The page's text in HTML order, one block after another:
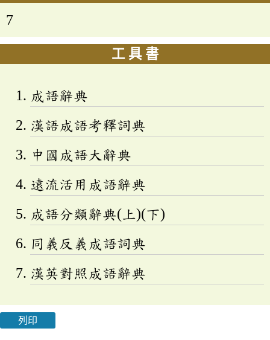
7
工 具 書
成語辭典
漢語成語考釋詞典
中國成語大辭典
遠流活用成語辭典
成語分類辭典(上)(下)
同義反義成語詞典
漢英對照成語辭典
列印